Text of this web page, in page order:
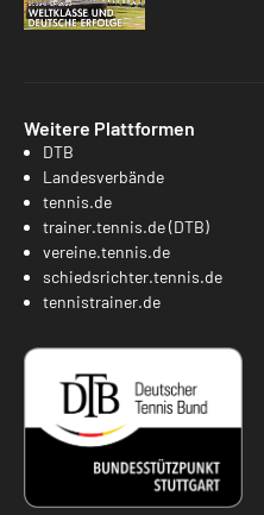
Weitere Plattformen
DTB
Landesverbände
tennis.de
trainer.tennis.de (DTB)
vereine.tennis.de
schiedsrichter.tennis.de
tennistrainer.de